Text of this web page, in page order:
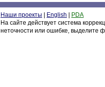
Наши проекты English
PDA
На сайте действует система
неточности или ошибке, выделите